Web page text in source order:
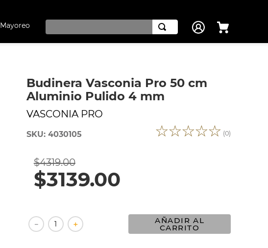
Mayoreo
Budinera Vasconia Pro 50 cm
Aluminio Pulido 4 mm
VASCONIA PRO
SKU: 4030105 ☆☆☆☆☆ (0)
$4319.00
$3139.00
＋
－ AÑADIR AL
CARRITO